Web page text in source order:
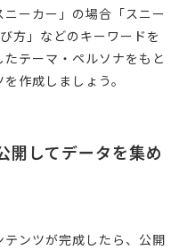
ーカー」の場合「スニー
方」などのキーワードを
テーマ・ペルソナをもと
作成しましょう。
開してデータを集め
ンツが完成したら、公開